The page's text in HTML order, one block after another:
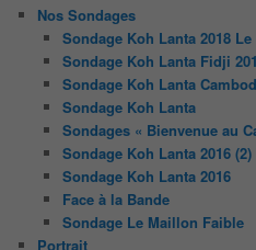
Nos Sondages
Sondage Koh Lanta 2018
Sondage Koh Lanta Fidji
Sondage Koh Lanta
Sondage Koh Lanta
Sondages « Bienvenue au
Sondage Koh Lanta 2016
Sondage Koh Lanta 2016
Face à la Bande
Sondage Le Maillon Faible
Portrait